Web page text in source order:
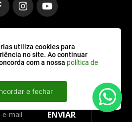
utiliza cookies para
no site. Ao continuar
com a nossa política de
e fechar
ENVIAR